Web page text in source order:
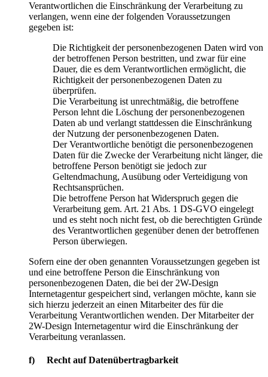
Verantwortlichen die Einschränkung der Verarbeitung zu
verlangen, wenn eine der folgenden Voraussetzungen
gegeben ist:
Die Richtigkeit der personenbezogenen Daten wird von
der betroffenen Person bestritten, und zwar für eine
Dauer, die es dem Verantwortlichen ermöglicht, die
Richtigkeit der personenbezogenen Daten zu
überprüfen.
Die Verarbeitung ist unrechtmäßig, die betroffene
Person lehnt die Löschung der personenbezogenen
Daten ab und verlangt stattdessen die Einschränkung
der Nutzung der personenbezogenen Daten.
Der Verantwortliche benötigt die personenbezogenen
Daten für die Zwecke der Verarbeitung nicht länger, die
betroffene Person benötigt sie jedoch zur
Geltendmachung, Ausübung oder Verteidigung von
Rechtsansprüchen.
Die betroffene Person hat Widerspruch gegen die
Verarbeitung gem. Art. 21 Abs. 1 DS-GVO eingelegt
und es steht noch nicht fest, ob die berechtigten Gründe
des Verantwortlichen gegenüber denen der betroffenen
Person überwiegen.
Sofern eine der oben genannten Voraussetzungen gegeben ist
und eine betroffene Person die Einschränkung von
personenbezogenen Daten, die bei der 2W-Design
Internetagentur gespeichert sind, verlangen möchte, kann sie
sich hierzu jederzeit an einen Mitarbeiter des für die
Verarbeitung Verantwortlichen wenden. Der Mitarbeiter der
2W-Design Internetagentur wird die Einschränkung der
Verarbeitung veranlassen.
f) Recht auf Datenübertragbarkeit